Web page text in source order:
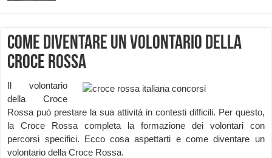
Come diventare un Volontario della
Croce Rossa
Il volontario
della Croce
Rossa può prestare la sua attività in contesti difficili. Per questo,
la Croce Rossa completa la formazione dei volontari con
percorsi specifici. Ecco cosa aspettarti e come diventare un
volontario della Croce Rossa.